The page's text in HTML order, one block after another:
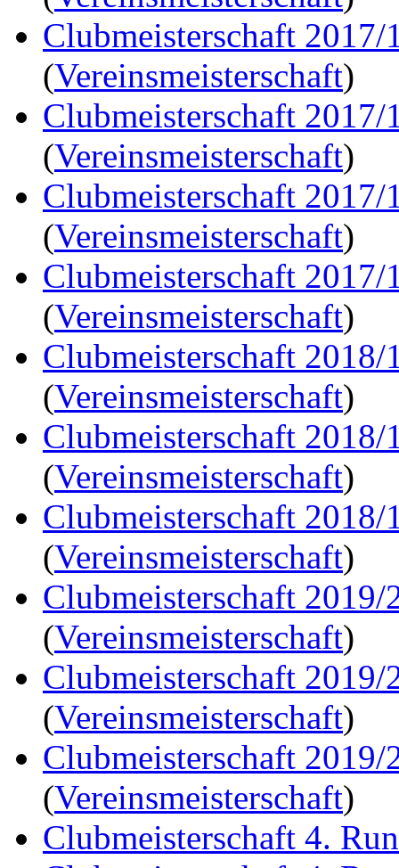
Clubmeisterschaft 2017/
(Vereinsmeisterschaft)
Clubmeisterschaft 2017/
(Vereinsmeisterschaft)
Clubmeisterschaft 2017/
(Vereinsmeisterschaft)
Clubmeisterschaft 2017/
(Vereinsmeisterschaft)
Clubmeisterschaft 2018/
(Vereinsmeisterschaft)
Clubmeisterschaft 2018/
(Vereinsmeisterschaft)
Clubmeisterschaft 2018/
(Vereinsmeisterschaft)
Clubmeisterschaft 2019/
(Vereinsmeisterschaft)
Clubmeisterschaft 2019/
(Vereinsmeisterschaft)
Clubmeisterschaft 2019/
(Vereinsmeisterschaft)
Clubmeisterschaft 4.